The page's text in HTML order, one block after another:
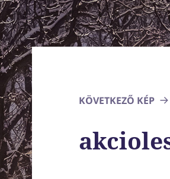
KÖVETKEZŐ KÉP